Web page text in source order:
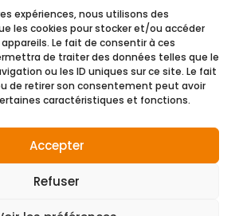
expériences, nous utilisons des
les cookies pour stocker et/ou accéder
Le fait de consentir à ces
de traiter des données telles que le
ou les ID uniques sur ce site. Le fait
de retirer son consentement peut avoir
caractéristiques et fonctions.
Accepter
Refuser
Impressum
Nous contacter
de paiement